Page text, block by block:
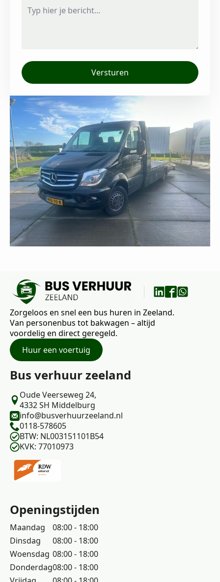
Versturen
Zorgeloos en snel een bus huren in Zeeland.
Van personenbus tot bakwagen – altijd
voordelig en direct geregeld.
Huur een voertuig
Bus verhuur zeeland
Oude Veerseweg 24,
4332 SH Middelburg
info@busverhuurzeeland.nl
0118-578605
BTW: NL003151101B54
KVK: 77010973
Openingstijden
Maandag
Dinsdag
Woensdag
Donderdag
08:00 - 18:00
08:00 - 18:00
08:00 - 18:00
08:00 - 18:00